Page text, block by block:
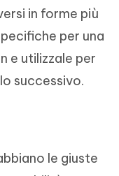
in forme più
per una
e utilizzale per
successivo.
le giuste